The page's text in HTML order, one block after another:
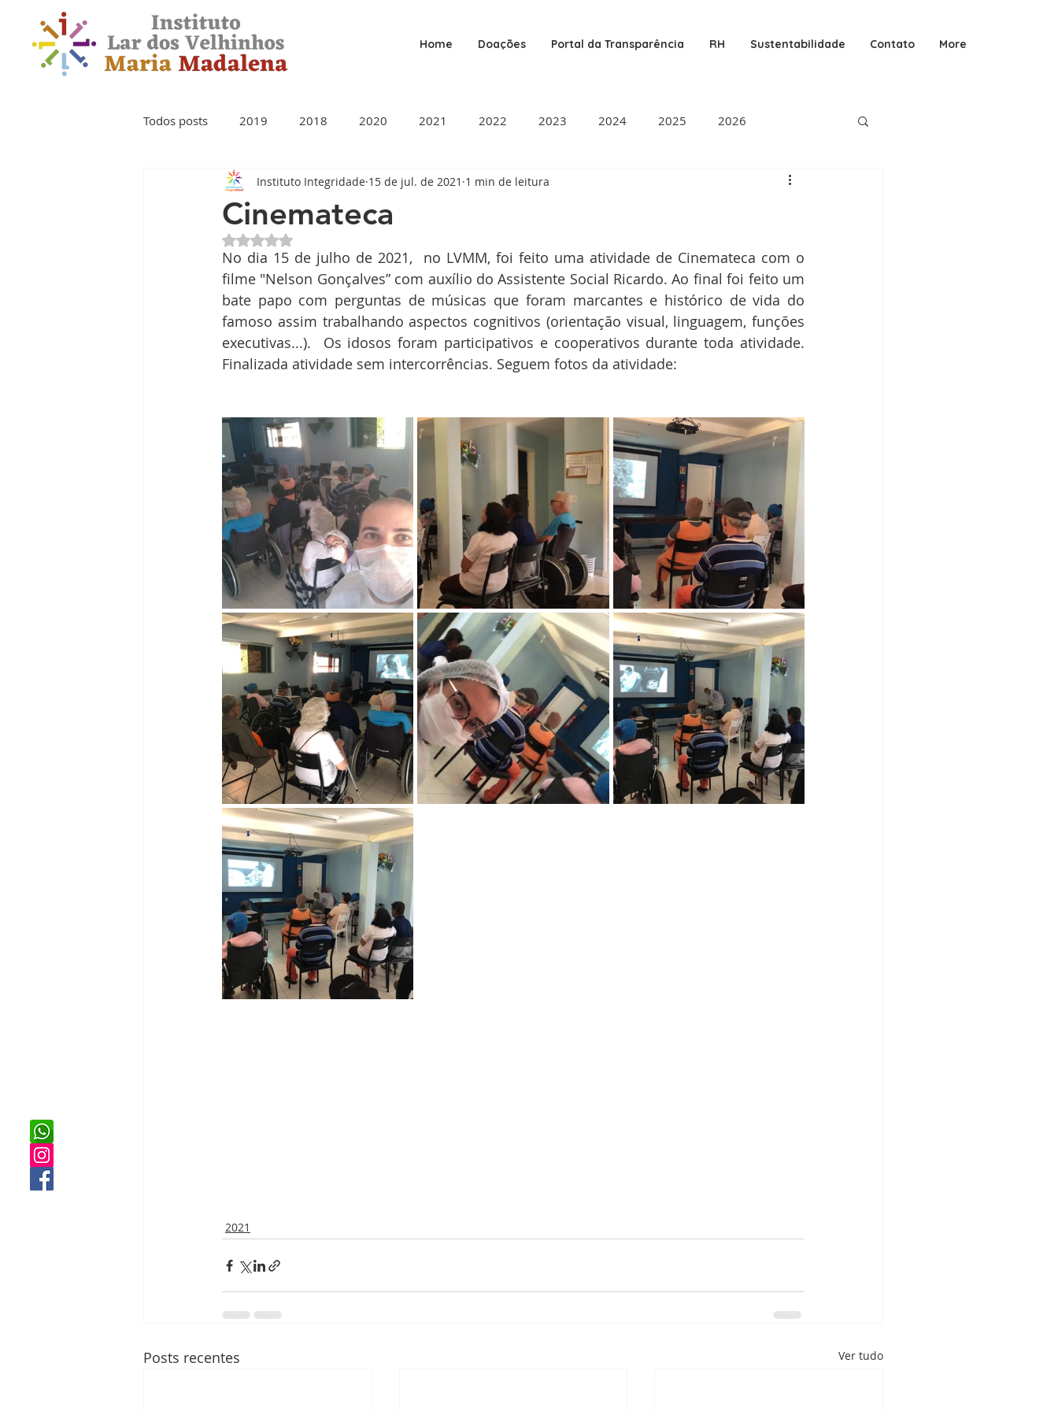
Home Doações Portal da Transparência RH Sustentabilidade Contato More
Todos posts 2019 2018 2020 2021 2022 2023 2024 2025 2026
Cinemateca
Instituto Integridade 15 de jul. de 2021 1 min de leitura
Avaliado com NaN de 5 estrelas.
No dia 15 de julho de 2021,  no LVMM, foi feito uma atividade de Cinemateca com o
filme "Nelson Gonçalves” com auxílio do Assistente Social Ricardo. Ao final foi feito um
bate papo com perguntas de músicas que foram marcantes e histórico de vida do
famoso assim trabalhando aspectos cognitivos (orientação visual, linguagem, funções
executivas...).  Os idosos foram participativos e cooperativos durante toda atividade.
Finalizada atividade sem intercorrências. Seguem fotos da atividade:
2021
Posts recentes Ver tudo